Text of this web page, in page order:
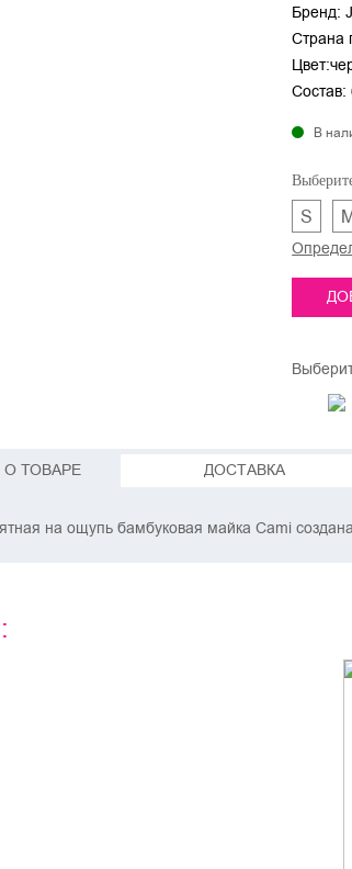
Бренд:
Страна
Цвет:
Состав:
В
S
ТОВАРЕ ДОСТАВКА
на ощупь бамбуковая майка Cami